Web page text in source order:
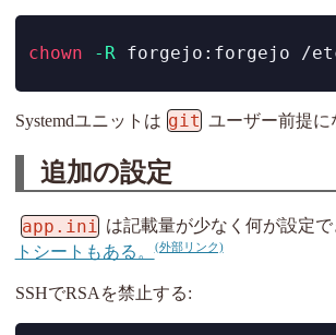
chown -R forgejo:forgejo /
Systemdユニットは git ユーザー前提に
追加の設定
app.ini は記載量が少なく何が設定
トシートもある。
SSHでRSAを禁止する: